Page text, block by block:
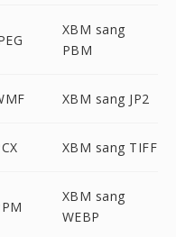
XBM sang
PBM
XBM sang JP2
XBM sang TIFF
XBM sang
WEBP